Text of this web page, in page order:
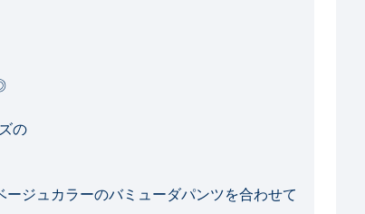
の
ジュカラーのバミューダパンツを合わせて